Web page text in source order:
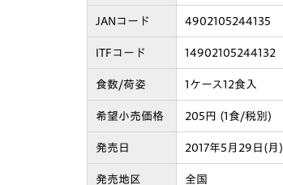
JANコード 4902105244135
ITFコード 14902105244132
食数/荷姿 1ケース12食入
希望小売価格 205円 (1食/税別)
発売日 2017年5月29日(月)
発売地区 全国